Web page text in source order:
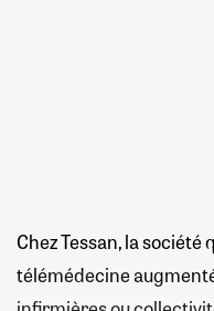
Chez Tessan, la
télémédecine